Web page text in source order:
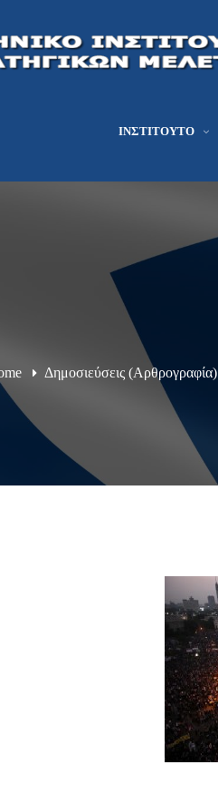
ΙΝΣΤΙΤΟΎΤΟ
Δημοσιεύσεις (Αρθρογραφία)